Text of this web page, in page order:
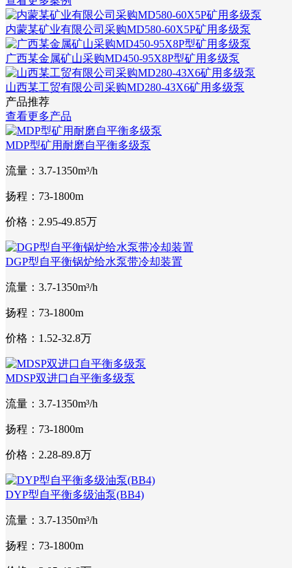
内蒙某矿业有限公司采购MD580-60X5P矿用多级泵
广西某金属矿山采购MD450-95X8P型矿用多级泵
山西某工贸有限公司采购MD280-43X6矿用多级泵
产品推荐
查看更多产品
MDP型矿用耐磨自平衡多级泵
流量：3.7-1350m³/h
扬程：73-1800m
价格：2.95-49.85万
DGP型自平衡锅炉给水泵带冷却装置
流量：3.7-1350m³/h
扬程：73-1800m
价格：1.52-32.8万
MDSP双进口自平衡多级泵
流量：3.7-1350m³/h
扬程：73-1800m
价格：2.28-89.8万
DYP型自平衡多级油泵(BB4)
流量：3.7-1350m³/h
扬程：73-1800m